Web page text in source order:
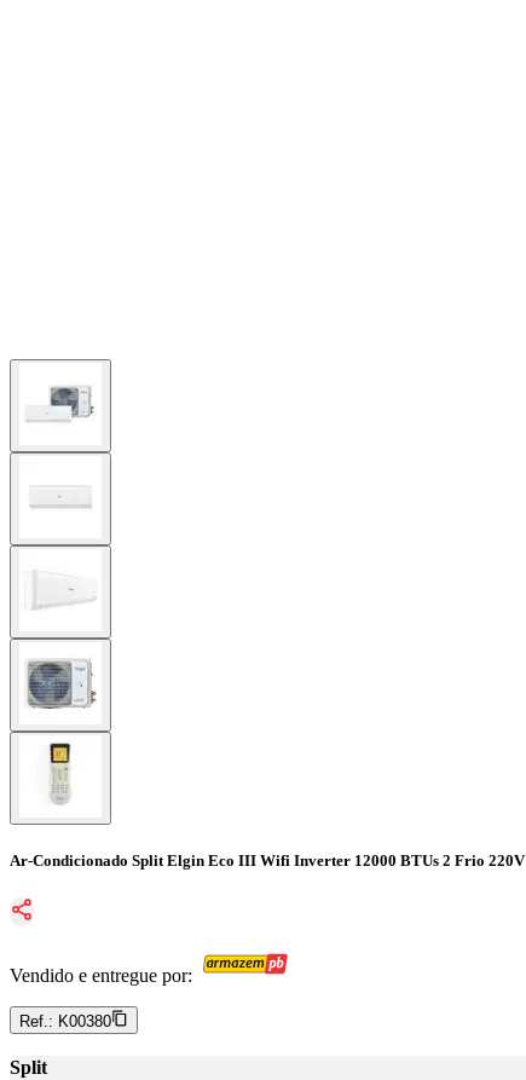
Ar-Condicionado Split Elgin Eco III Wifi Inverter 12000 BTUs 2 Frio 220V
Vendido e entregue por:
Ref.: K00380
Split